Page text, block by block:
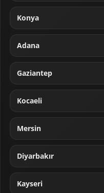
Konya
Adana
Gaziantep
Kocaeli
Mersin
Diyarbakır
Kayseri